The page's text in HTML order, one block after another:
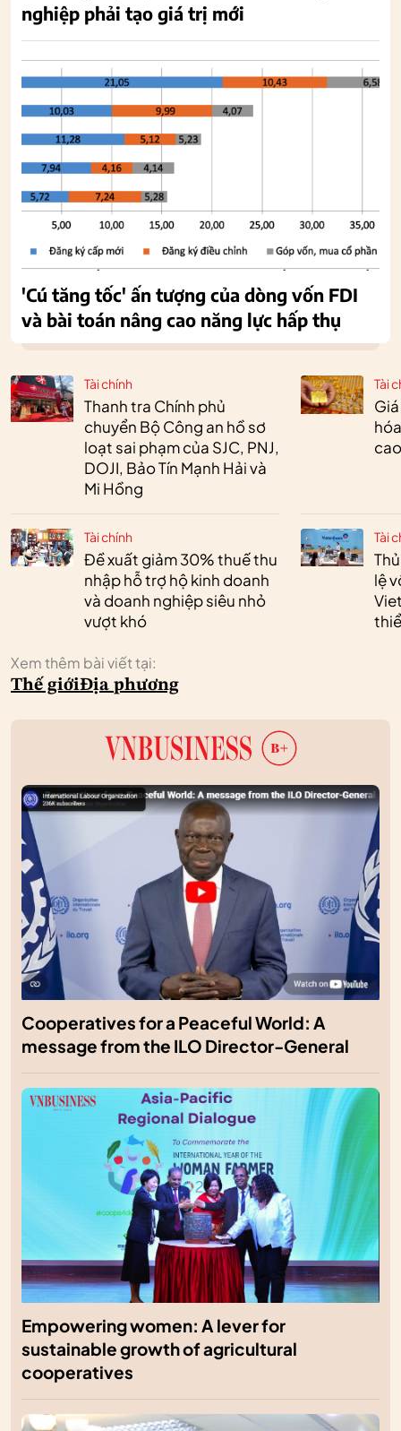
Tài chính
Thanh tra Chính phủ
chuyển Bộ Công an hồ sơ
loạt sai phạm của SJC, PNJ,
DOJI, Bảo Tín Mạnh Hải và
Mi Hồng
Tài chính
Đề xuất giảm 30% thuế thu
nhập hỗ trợ hộ kinh doanh
và doanh nghiệp siêu nhỏ
vượt khó
Tài
Tài
lệ
Xem thêm bài viết tại:
Thế giớiĐịa phương
nghiệp phải tạo giá trị mới
'Cú tăng tốc' ấn tượng của dòng vốn FDI
và bài toán nâng cao năng lực hấp thụ
Cooperatives for a Peaceful World: A
message from the ILO Director-General
Empowering women: A lever for
sustainable growth of agricultural
cooperatives